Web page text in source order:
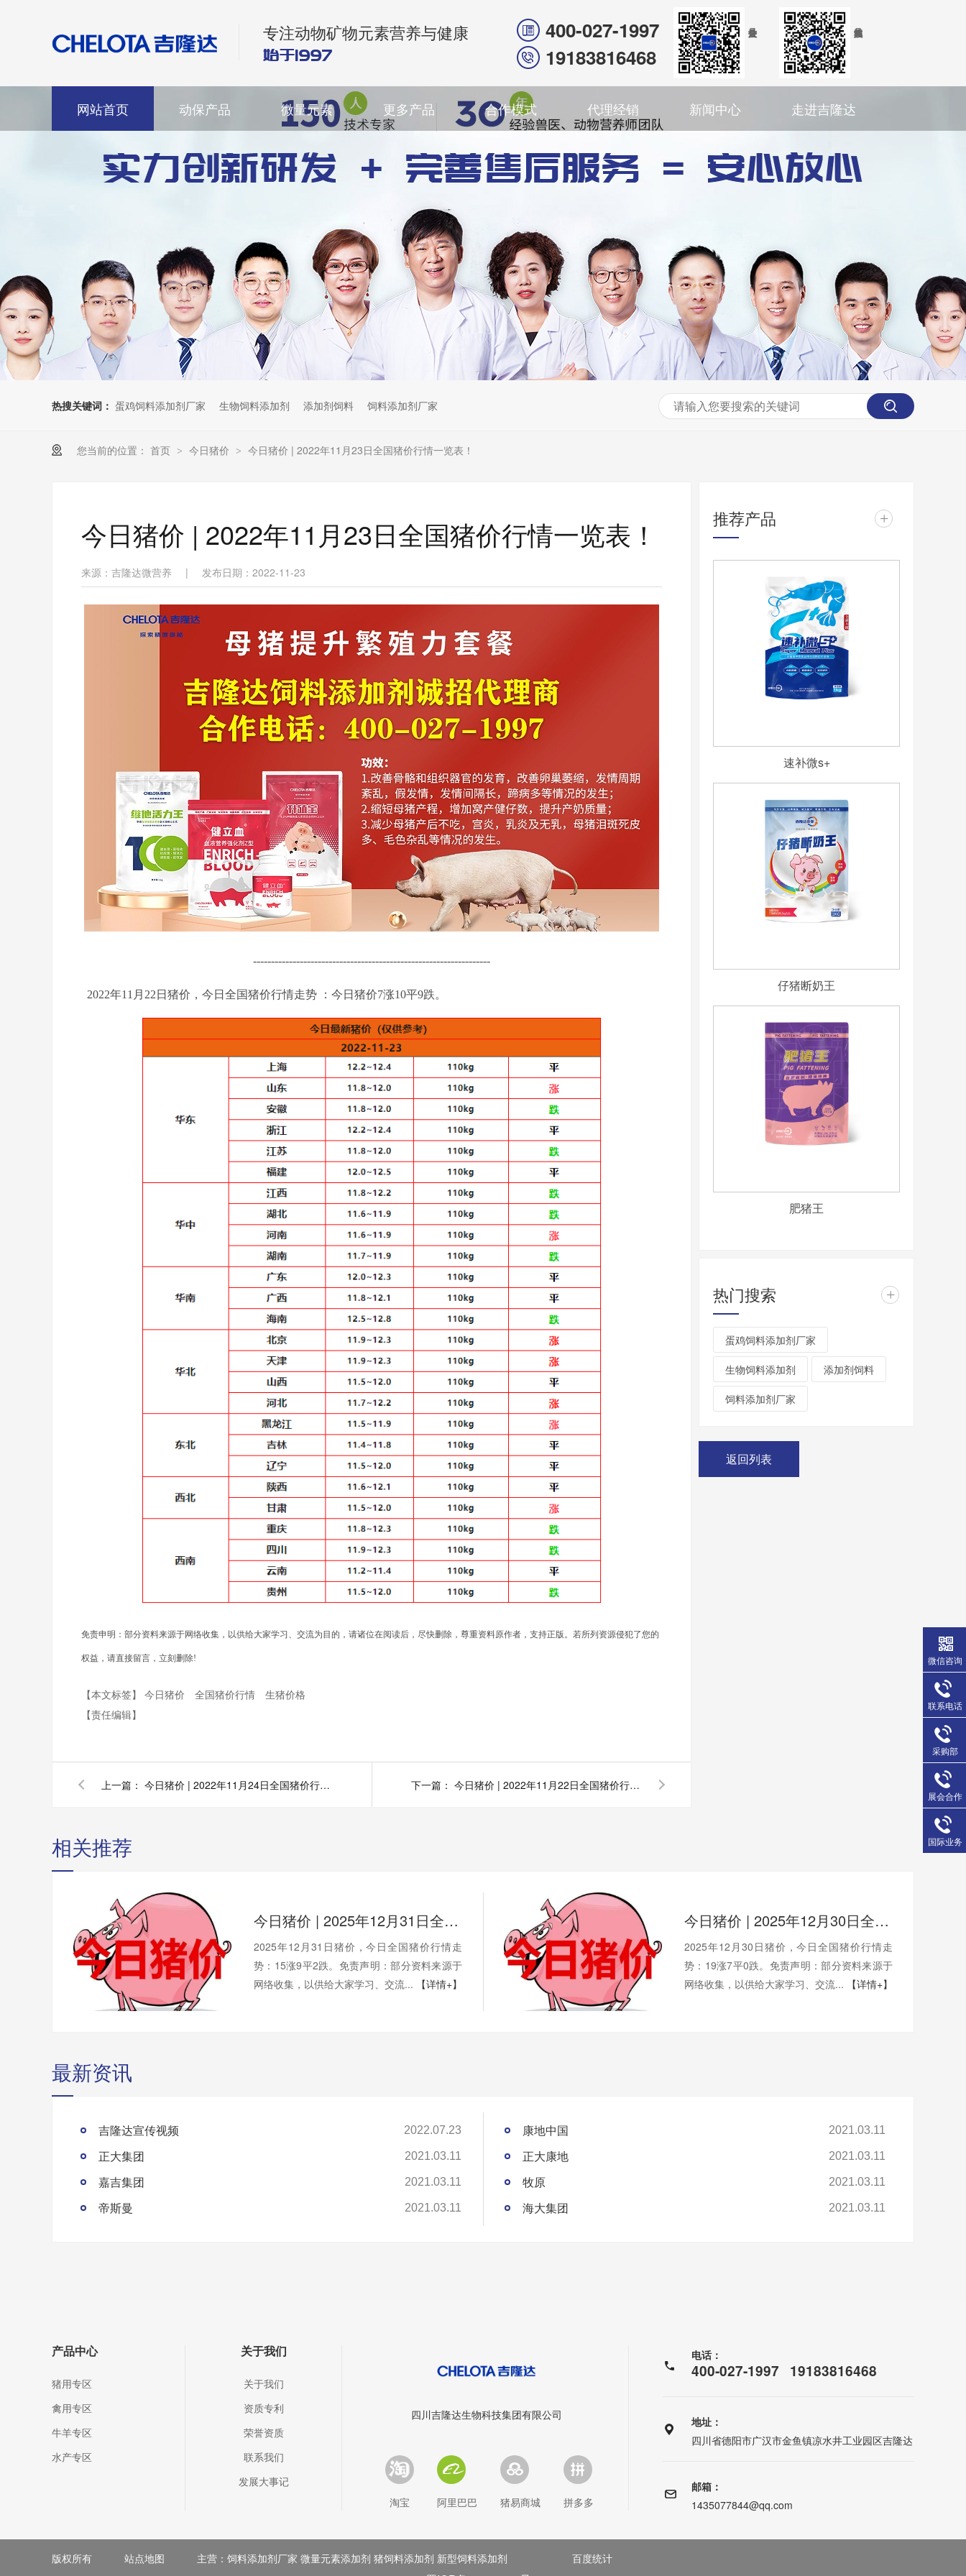
专注动物矿物元素营养与健康
400-027-1997
19183816468
网站首页 动保产品 微量元素 更多产品 合作模式 代理经销 新闻中心 走进吉隆达
热搜关键词： 蛋鸡饲料添加剂厂家 生物饲料添加剂 添加剂饲料 饲料添加剂厂家
您当前的位置： 首页 > 今日猪价 > 今日猪价 | 2022年11月23日全国猪价行情一览表！
今日猪价 | 2022年11月23日全国猪价行情一览表！
来源：吉隆达微营养 | 发布日期：2022-11-23
------------------------------------------------------------------
2022年11月22日猪价，今日全国猪价行情走势 ：今日猪价7涨10平9跌。
免责申明：部分资料来源于网络收集，以供给大家学习、交流为目的，请诸位在阅读后，尽快删除，尊重资料原作者，支持正版。若所列资源侵犯了您的
权益，请直接留言，立刻删除!
【本文标签】 今日猪价 全国猪价行情
生猪价格
【责任编辑】
上一篇： 今日猪价 | 2022年11月24日全国猪价行情一览表！ 下一篇： 今日猪价 | 2022年11月22日全国猪价行情一览表！
推荐产品 +
速补微s+
仔猪断奶王
肥猪王
热门搜索 +
蛋鸡饲料添加剂厂家
生物饲料添加剂 添加剂饲料
饲料添加剂厂家
返回列表
相关推荐
今日猪价 | 2025年12月31日全国猪价行情一览表！
2025年12月31日猪价，今日全国猪价行情走
势：15涨9平2跌。免责声明：部分资料来源于
网络收集，以供给大家学习、交流...
【详情+】
今日猪价 | 2025年12月30日全国猪价行情一览表！
2025年12月30日猪价，今日全国猪价行情走
势：19涨7平0跌。免责声明：部分资料来源于
网络收集，以供给大家学习、交流...
【详情+】
最新资讯
吉隆达宣传视频 2022.07.23
正大集团 2021.03.11
嘉吉集团 2021.03.11
帝斯曼 2021.03.11
康地中国 2021.03.11
正大康地 2021.03.11
牧原 2021.03.11
海大集团 2021.03.11
产品中心
猪用专区
禽用专区
牛羊专区
水产专区
关于我们
关于我们
资质专利
荣誉资质
联系我们
发展大事记
四川吉隆达生物科技集团有限公司
淘宝 阿里巴巴 猪易商城 拼多多
电话：
400-027-1997 19183816468
地址：
四川省德阳市广汉市金鱼镇凉水井工业园区吉隆达
邮箱：
1435077844@qq.com
版权所有 站点地图 主营：饲料添加剂厂家 微量元素添加剂 猪饲料添加剂 新型饲料添加剂 百度统计
微信咨询
联系电话
采购部
展会合作
国际业务